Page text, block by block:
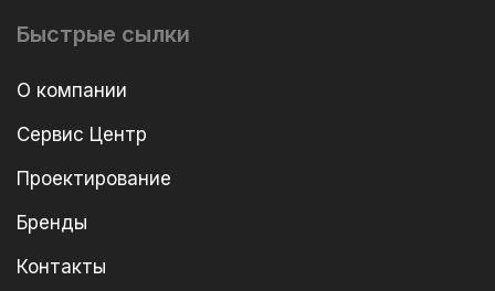
Быстрые сылки
О компании
Сервис Центр
Проектирование
Бренды
Контакты